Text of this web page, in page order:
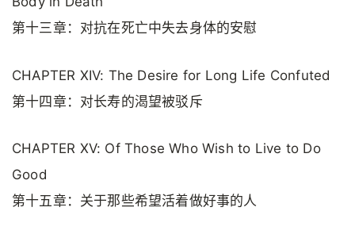
第十三章：对抗在死亡中失去身体的安慰
CHAPTER XIV: The Desire for Long Life Confuted
第十四章：对长寿的渴望被驳斥
CHAPTER XV: Of Those Who Wish to Live to Do
Good
第十五章：关于那些希望活着做好事的人